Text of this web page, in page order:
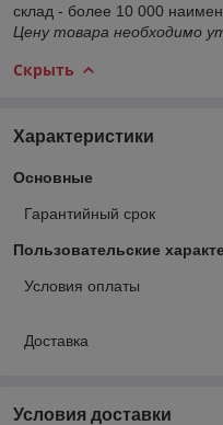
склад - более 10 000
Цену товара необходимо
Скрыть
Характеристики
Основные
Гарантийный срок
Пользовательские
Условия оплаты
Доставка
Условия доставки